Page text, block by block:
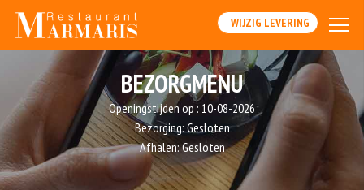
WIJZIG LEVERING
BEZORGMENU
Openingstijden op : 10-08-2026
Bezorging:Gesloten
Afhalen:Gesloten